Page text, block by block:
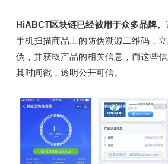
HiABCT区块链已经被用于众多品牌。
手机扫描商品上的防伪溯源二维码，
伪，并获取产品的相关信息，而这些
其时间戳，透明公开可信。